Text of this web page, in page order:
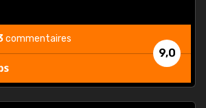
9,0
commentaires